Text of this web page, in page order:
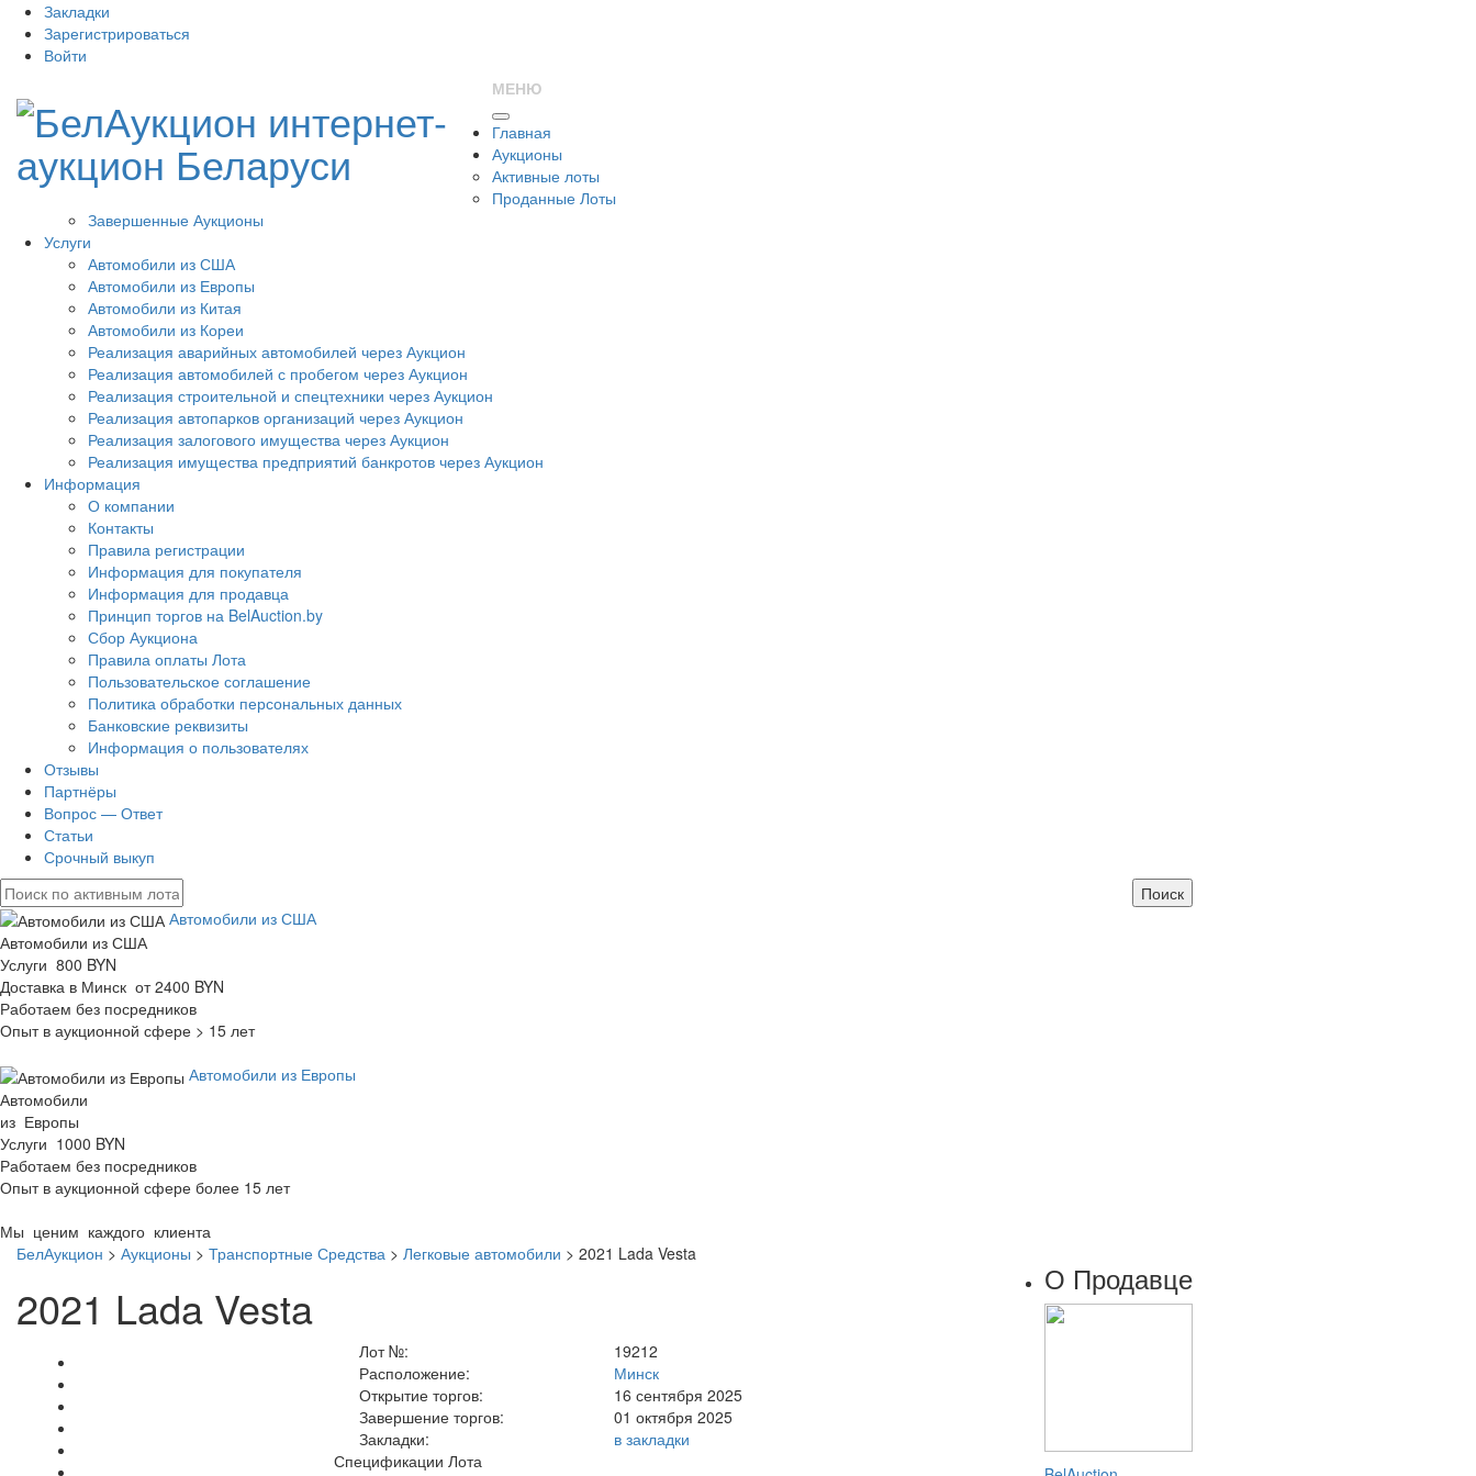
Закладки
Зарегистрироваться
Войти
МЕНЮ
Главная
Аукционы
Активные лоты
Проданные Лоты
Завершенные Аукционы
Услуги
Автомобили из США
Автомобили из Европы
Автомобили из Китая
Автомобили из Кореи
Реализация аварийных автомобилей через Аукцион
Реализация автомобилей с пробегом через Аукцион
Реализация строительной и спецтехники через Аукцион
Реализация автопарков организаций через Аукцион
Реализация залогового имущества через Аукцион
Реализация имущества предприятий банкротов через Аукцион
Информация
О компании
Контакты
Правила регистрации
Информация для покупателя
Информация для продавца
Принцип торгов на BelAuction.by
Сбор Аукциона
Правила оплаты Лота
Пользовательское соглашение
Политика обработки персональных данных
Банковские реквизиты
Информация о пользователях
Отзывы
Партнёры
Вопрос — Ответ
Статьи
Срочный выкуп
Автомобили из США
Автомобили из США
Услуги 800 BYN
Доставка в Минск от 2400 BYN
Работаем без посредников
Опыт в аукционной сфере > 15 лет
Автомобили из Европы
Автомобили
из Европы
Услуги 1000 BYN
Работаем без посредников
Опыт в аукционной сфере более 15 лет
Мы ценим каждого клиента
БелАукцион > Аукционы > Транспортные Средства > Легковые автомобили > 2021 Lada Vesta
2021 Lada Vesta
Лот №:
19212
Расположение:
Минск
Открытие торгов:
16 сентября 2025
Завершение торгов:
01 октября 2025
Закладки:
в закладки
Спецификации Лота
О Продавце